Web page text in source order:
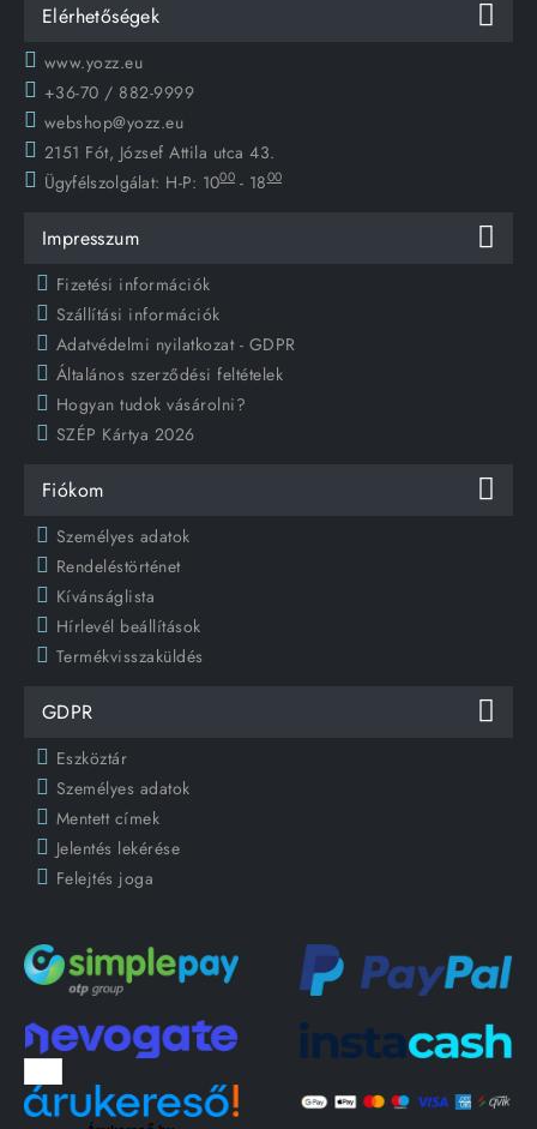
Elérhetőségek
www.yozz.eu
+36-70 / 882-9999
webshop@yozz.eu
2151 Fót, József Attila utca 43.
Ügyfélszolgálat: H-P: 1000 - 1800
Impresszum
Fizetési információk
Szállítási információk
Adatvédelmi nyilatkozat - GDPR
Általános szerződési feltételek
Hogyan tudok vásárolni?
SZÉP Kártya 2026
Fiókom
Személyes adatok
Rendeléstörténet
Kívánságlista
Hírlevél beállítások
Termékvisszaküldés
GDPR
Eszköztár
Személyes adatok
Mentett címek
Jelentés lekérése
Felejtés joga